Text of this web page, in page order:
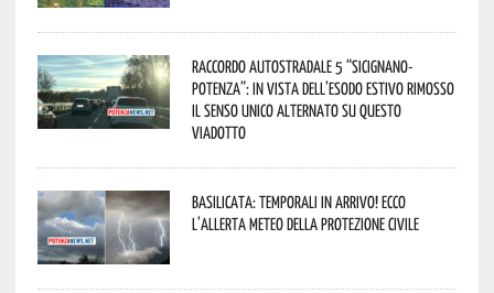
Raccordo Autostradale 5 “Sicignano-
Potenza”: in vista dell’esodo estivo rimosso
il senso unico alternato su questo
viadotto
Basilicata: temporali in arrivo! Ecco
l’allerta meteo della Protezione civile